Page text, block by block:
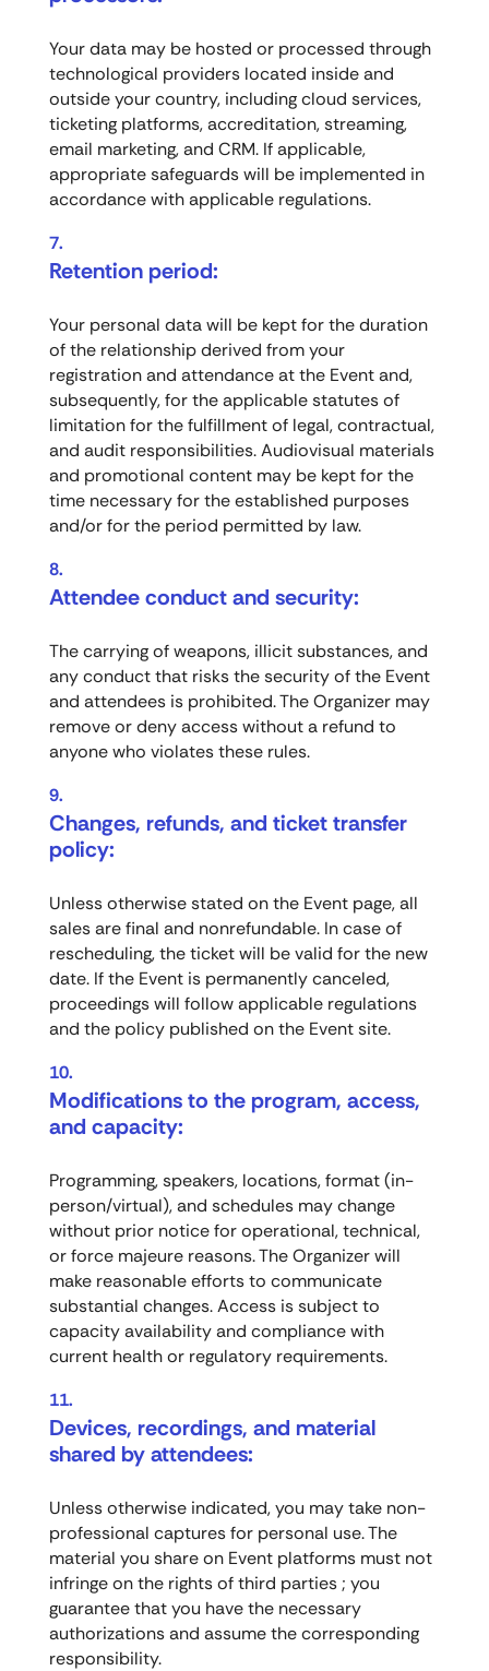
Your data may be hosted or processed through
technological providers located inside and
outside your country, including cloud services,
ticketing platforms, accreditation, streaming,
email marketing, and CRM. If applicable,
appropriate safeguards will be implemented in
accordance with applicable regulations.
Retention period:
Your personal data will be kept for the duration
of the relationship derived from your
registration and attendance at the Event and,
subsequently, for the applicable statutes of
limitation for the fulfillment of legal, contractual,
and audit responsibilities. Audiovisual materials
and promotional content may be kept for the
time necessary for the established purposes
and/or for the period permitted by law.
Attendee conduct and security:
The carrying of weapons, illicit substances, and
any conduct that risks the security of the Event
and attendees is prohibited. The Organizer may
remove or deny access without a refund to
anyone who violates these rules.
Changes, refunds, and ticket transfer
policy:
Unless otherwise stated on the Event page, all
sales are final and nonrefundable. In case of
rescheduling, the ticket will be valid for the new
date. If the Event is permanently canceled,
proceedings will follow applicable regulations
and the policy published on the Event site.
Modifications to the program, access,
and capacity:
Programming, speakers, locations, format (in-
person/virtual), and schedules may change
without prior notice for operational, technical,
or force majeure reasons. The Organizer will
make reasonable efforts to communicate
substantial changes. Access is subject to
capacity availability and compliance with
current health or regulatory requirements.
Devices, recordings, and material
shared by attendees:
Unless otherwise indicated, you may take non-
professional captures for personal use. The
material you share on Event platforms must not
infringe on the rights of third parties ; you
guarantee that you have the necessary
authorizations and assume the corresponding
responsibility.